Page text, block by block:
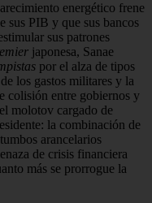
energético frene
sus PIB y que sus bancos
sus patrones
japonesa, Sanae
por el alza de tipos
los gastos militares y la
colisión entre gobiernos y
molotov cargado de
la combinación de
arancelarios
de crisis financiera
más se prorrogue la